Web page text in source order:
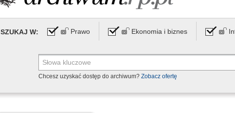
SZUKAJ W: Prawo Ekonomia i biznes
Chcesz uzyskać dostęp do archiwum? Zobacz ofertę